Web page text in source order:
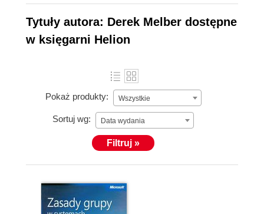
Tytuły autora: Derek Melber dostępne
w księgarni Helion
Pokaż produkty: Wszystkie
Sortuj wg: Data wydania
Filtruj »